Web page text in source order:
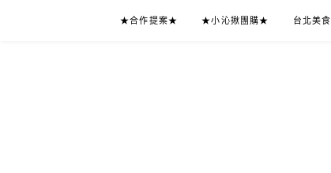
★合作提案★ ★小沁揪團購★ 台北美食